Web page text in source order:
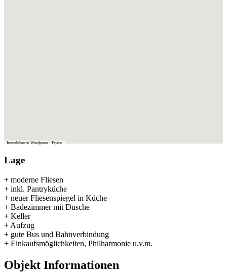
Immobilien in Wordpress - Frymo
Lage
+ moderne Fliesen
+ inkl. Pantryküche
+ neuer Fliesenspiegel in Küche
+ Badezimmer mit Dusche
+ Keller
+ Aufzug
+ gute Bus und Bahnverbindung
+ Einkaufsmöglichkeiten, Philharmonie u.v.m.
Objekt Informationen